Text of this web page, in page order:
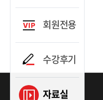
회원전용
수강후기
자료실